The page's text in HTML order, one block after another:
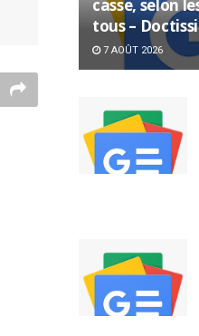
casse, selon
tous –
7 AOÛT 2026